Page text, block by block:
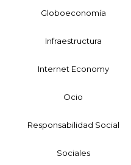
Globoeconomía
Infraestructura
Internet Economy
Ocio
Responsabilidad Social
Sociales